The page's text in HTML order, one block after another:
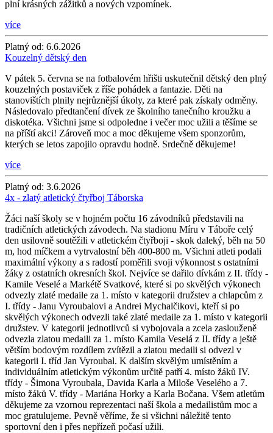
plní krásných zážitků a nových vzpomínek.
více
Platný od: 6.6.2026
Kouzelný dětský den
V pátek 5. června se na fotbalovém hřišti uskutečnil dětský den plný
kouzelných postaviček z říše pohádek a fantazie. Děti na
stanovištích plnily nejrůznější úkoly, za které pak získaly odměny.
Následovalo předtančení dívek ze školního tanečního kroužku a
diskotéka. Všichni jsme si odpoledne i večer moc užili a těšíme se
na příští akci! Zároveň moc a moc děkujeme všem sponzorům,
kterých se letos zapojilo opravdu hodně. Srdečně děkujeme!
více
Platný od: 3.6.2026
4x - zlatý atletický čtyřboj Táborska
Žáci naší školy se v hojném počtu 16 závodníků představili na
tradičních atletických závodech. Na stadionu Míru v Táboře celý
den usilovně soutěžili v atletickém čtyřboji - skok daleký, běh na 50
m, hod míčkem a vytrvalostní běh 400-800 m. Všichni atleti podali
maximální výkony a s radostí poměřili svoji výkonnost s ostatními
žáky z ostatních okresních škol. Nejvíce se dařilo dívkám z II. třídy -
Kamile Veselé a Markétě Svatkové, které si po skvělých výkonech
odvezly zlaté medaile za 1. místo v kategorii družstev a chlapcům z
I. třídy - Janu Vyroubalovi a Andrei Mychalčikovi, kteří si po
skvělých výkonech odvezli také zlaté medaile za 1. místo v kategorii
družstev. V kategorii jednotlivců si vybojovala a zcela zaslouženě
odvezla zlatou medaili za 1. místo Kamila Veselá z II. třídy a ještě
větším bodovým rozdílem zvítězil a zlatou medaili si odvezl v
kategorii I. tříd Jan Vyroubal. K dalším skvělým umístěním a
individuálním atletickým výkonům určitě patří 4. místo žáků IV.
třídy - Šimona Vyroubala, Davida Karla a Miloše Veselého a 7.
místo žáků V. třídy - Mariána Horky a Karla Bočana. Všem atletům
děkujeme za vzornou reprezentaci naší škola a medailistům moc a
moc gratulujeme. Pevně věříme, že si všichni náležitě tento
sportovní den i přes nepřízeň počasí užili.